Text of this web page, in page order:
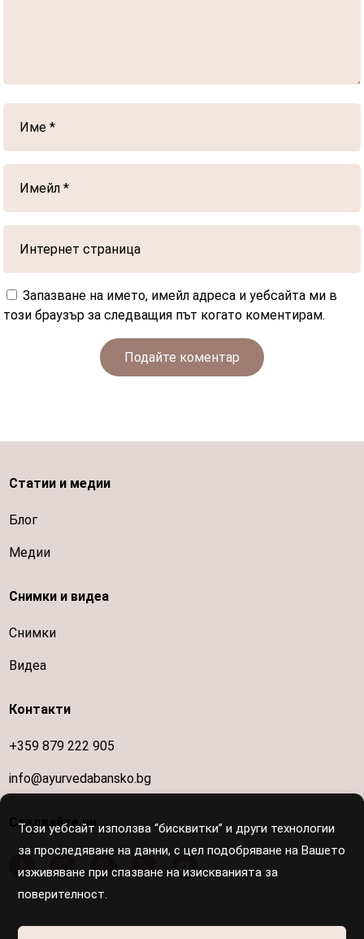
Този уебсайт използва “бисквитки” и други технологии
за проследяване на данни, с цел подобряване на Вашето
изживяване при спазване на изискванията за
поверителност.
Запазване на името, имейл адреса и уебсайта ми в
този браузър за следващия път когато коментирам.
Подайте коментар
Статии и медии
Блог
Медии
Снимки и видеа
Снимки
Видеа
Контакти
+359 879 222 905
info@ayurvedabansko.bg
Следвайте ни